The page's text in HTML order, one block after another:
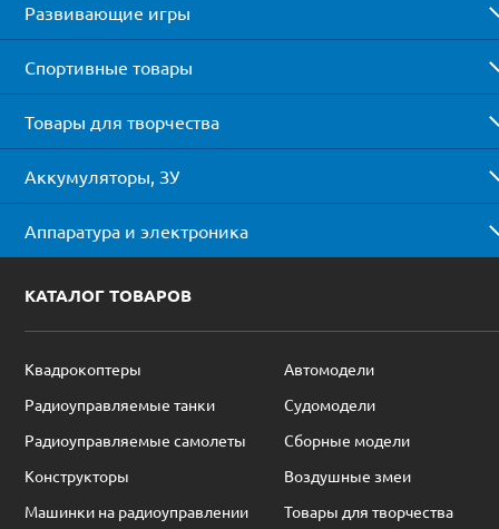
Развивающие игры
Спортивные товары
Товары для творчества
Аккумуляторы, ЗУ
Аппаратура и электроника
КАТАЛОГ ТОВАРОВ
Квадрокоптеры
Автомодели
Радиоуправляемые танки
Судомодели
Радиоуправляемые самолеты
Сборные модели
Конструкторы
Воздушные змеи
Машинки на радиоуправлении
Товары для творчества